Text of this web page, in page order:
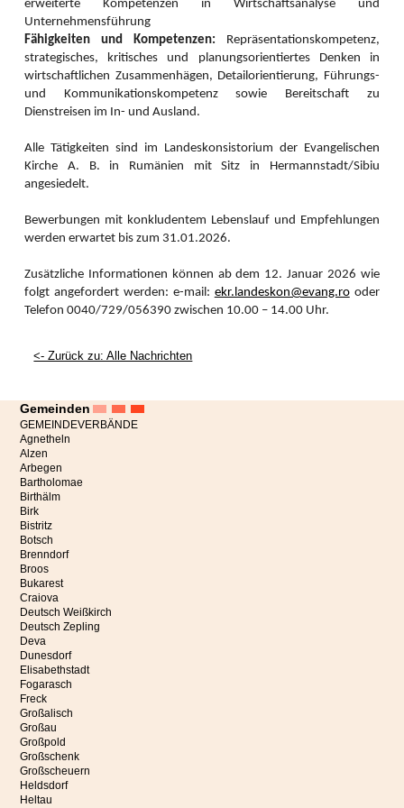
Frauen waren in der Öffentlichkeitsarbeit aktiv und sorgten für die
Herausgabe einer rumänischsprachigen Andachtenbroschüre und des
Rundbriefs mit der Nummer 101! Beide sind kostenlos in der Geschäftsstelle
der Frauenarbeit im Bischofshaus in Hermannstadt erhältlich. Die Broschüre
ist eine Übersetzung 2025 anlässlich des großen Jubiläums der Frauenarbeit
erschienenen deutschsprachigen Andachtenbüchleins und konnte dank der
Unterstützung der Projektabteilung des Landeskonsistoriums und des
Hauptanwalts unserer Kirche mit Finanzierung seitens des Martin-Luther-
Ihnen sei auch hiermit herzlichst gedankt! Großer Dank gebührt auch allen
Frauen, die mit ihren Beiträgen zur Gestaltung des Rundbriefs beigetragen
haben. 100 Ausgaben wurden bis zum Jubiläumsjahr 2025 zusammengestellt
alles neu“ geht die Frauenarbeit nicht nur bewährte Wege weiter, sondern
beschreitet mutig und vertrauensvoll neue Wege.
Frauen bereiten auch für die bevorstehenden Wochen
gemeinschaftsfördernde Veranstaltungen vor. Mehr dazu unter:
www.frauenarbeit.round(20+) Frauenarbeit | Facebook
Die Bergkirche lebt – mit
„Endlich sind die Engel an ihrem Platz,“
Katharina Schmidt in ihrer Rede in der Bergkirche Mitte Juli in
Hetzeldorf anlässlich eines feierlichen Gottesdienstes zur Fertigstellung
dieses besonderen Projekts.
Die Kirche auf dem Hetzeldorfer Friedhof wurde dank zahlreicher Spenden in
den Jahren 2021 bis 2023 umfassend renoviert und danach feierlich wieder
erweiterte Kompetenzen in Wirtschaftsanalyse und
Unternehmensführung
Fähigkeiten und Kompetenzen: Repräsentationskompetenz,
strategisches, kritisches und planungsorientiertes Denken in
wirtschaftlichen Zusammenhägen, Detailorientierung, Führungs-
und Kommunikationskompetenz sowie Bereitschaft zu
Dienstreisen im In- und Ausland.
Alle Tätigkeiten sind im Landeskonsistorium der Evangelischen
Kirche A. B. in Rumänien mit Sitz in Hermannstadt/Sibiu
angesiedelt.
Bewerbungen mit konkludentem Lebenslauf und Empfehlungen
werden erwartet bis zum 31.01.2026.
Zusätzliche Informationen können ab dem 12. Januar 2026 wie
folgt angefordert werden: e-mail: ekr.landeskon@evang.rooder
Telefon 0040/729/056390 zwischen 10.00 – 14.00 Uhr.
<- Zurück zu: Alle Nachrichten
Gemeinden
GEMEINDEVERBÄNDE
Agnetheln
Alzen
Arbegen
Bartholomae
Birthälm
Birk
Bistritz
Botsch
Brenndorf
Broos
Bukarest
Craiova
Deutsch Weißkirch
Deutsch Zepling
Deva
Dunesdorf
Elisabethstadt
Fogarasch
Freck
Großalisch
Großau
Großpold
Großschenk
Großscheuern
Heldsdorf
Heltau